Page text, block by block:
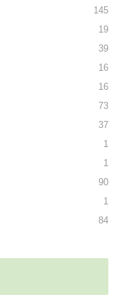
145
19
39
16
16
73
37
1
1
90
1
84